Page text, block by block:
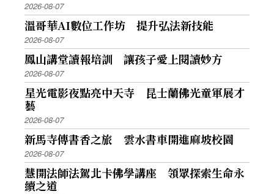
少年交響樂團演奏佛教音樂，台北芭蕾舞團表演
典雅的禮讚舞及禪舞。此結合中國傳統梵音與西
方管弦樂的演出，讓西方人士耳目一新。 同年，
佛光山東京別院及國際佛光會東京協會主辦，由
「佛光山梵唄讚頌團」以及日本讚禱歌詠合唱團
合作，首登日本的音樂舞台，在享譽國際的東京
三多利音樂廳演出「華麗的宗教音樂世界」。邀
請著名的ニュ─フィルハ─モニック管弦樂團伴
奏，開啟中日佛教史話的新頁。 這一次演出後，
另外也和日本高野山聲明之會，共同在大阪郵便
儲金會館，首次舉辦「中日梵唄音樂」特別公
2026-08-07
溫哥華AI數位工作坊 提升弘法新技能
2026-08-07
鳳山講堂讀報培訓 讓孩子愛上閱讀妙方
2026-08-07
星光電影夜點亮中天寺 昆士蘭佛光童軍展才
藝
2026-08-07
新馬寺傳書香之旅 雲水書車開進麻坡校園
2026-08-07
慧開法師法駕北卡佛學講座 領眾探索生命永
續之道